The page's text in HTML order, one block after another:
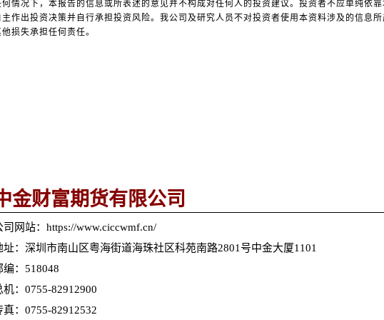
何情况下，本报告的信息或所表述的意见并不构成对任何人的投资建议。投资者不应单纯依
主作出投资决策并自行承担投资风险。我公司及研究人员不对投资者使用本资料涉及的信息
他损失承担任何责任。
金财富期货有限公司
司网站：https://www.ciccwmf.cn/
址：深圳市南山区粤海街道海珠社区科苑南路2801号中金大厦1101
编：518048
机：0755-82912900
真：0755-82912532